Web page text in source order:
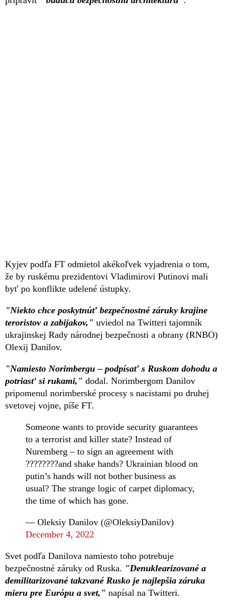
Kyjev podľa FT odmietol akékoľvek vyjadrenia o tom,
že by ruskému prezidentovi Vladimirovi Putinovi mali
byť po konflikte udelené ústupky.
"Niekto chce poskytnúť bezpečnostné záruky krajine
teroristov a zabijakov," uviedol na Twitteri tajomník
ukrajinskej Rady národnej bezpečnosti a obrany (RNBO)
Olexij Danilov.
"Namiesto Norimbergu – podpísať s Ruskom dohodu a
potriasť si rukami," dodal. Norimbergom Danilov
pripomenul norimberské procesy s nacistami po druhej
svetovej vojne, píše FT.
Someone wants to provide security guarantees
to a terrorist and killer state? Instead of
Nuremberg – to sign an agreement with
????????and shake hands? Ukrainian blood on
putin’s hands will not bother business as
usual? The strange logic of carpet diplomacy,
the time of which has gone.
— Oleksiy Danilov (@OleksiyDanilov)
December 4, 2022
Svet podľa Danilova namiesto toho potrebuje
bezpečnostné záruky od Ruska. "Denuklearizované a
demilitarizované takzvané Rusko je najlepšia záruka
mieru pre Európu a svet," napísal na Twitteri.